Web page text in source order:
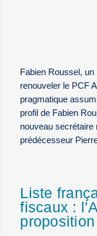
Fabien Roussel,
renouveler le PCF
pragmatique
profil de Fabien
nouveau secrétaire
prédécesseur
Liste
fiscaux :